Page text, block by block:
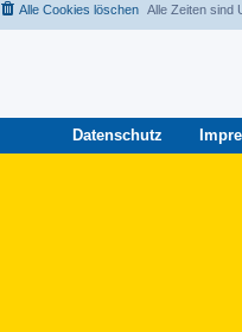
Alle Zeiten sind
Alle Cookies löschen
Datenschutz